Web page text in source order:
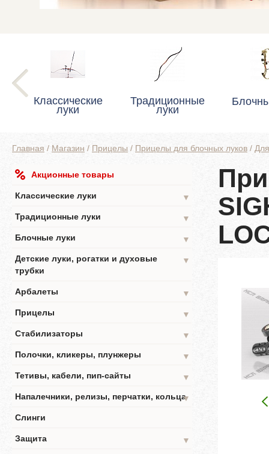
Классические
луки
Традиционные
луки
Главная / Магазин / Прицелы / Прицелы для блочных луков /
WITH DAMPER
Акционные товары
Классические луки
▼
Традиционные луки
▼
Блочные луки
▼
Детские луки, рогатки и духовые
трубки
▼
Арбалеты
▼
Прицелы
▼
Стабилизаторы
▼
Полочки, кликеры, плунжеры
▼
Тетивы, кабели, пип-сайты
▼
Напалечники, релизы, перчатки, кольца▼
Слинги
Защита
▼